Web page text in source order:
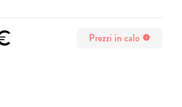
Prezzi in calo info